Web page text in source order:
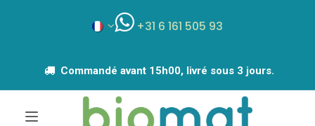
+31 6 161 505 93
Commandé avant 15h00, livré sous 3 jours.